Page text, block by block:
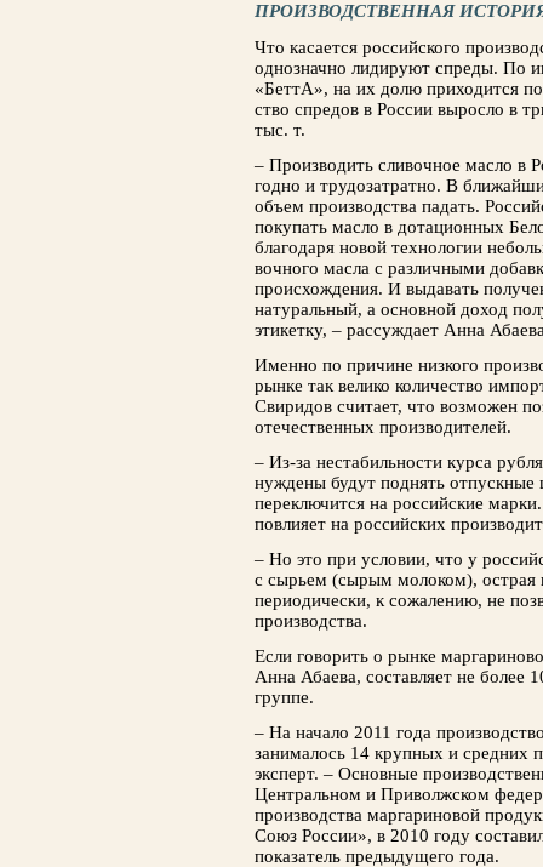
ПРОИЗВОДСТВЕННАЯ
Что касается российского
однозначно лиди­руют спреды. По
«БеттА», на их долю приходит­ся
ство спредов в России выросло в
тыс. т.
– Производить сливочное масло в
годно и трудозатратно. В
объем производства падать.
покупать масло в дотационных
благодаря новой технологии
вочного масла с различными
про­исхождения. И выдавать
натуральный, а основной доход
этикетку, – рассуждает Анна
Именно по причине низкого
рынке так велико количество
Свиридов считает, что возможен
отечественных производителей.
– Из-за нестабильности курса
нуждены будут поднять отпускные
переключится на российские
повлияет на российских
– Но это при условии, что у
с сы­рьем (сырым молоком), острая
периодически, к сожалению, не
производства.
Если говорить о рынке
Анна Абаева, составляет не более
группе.
– На начало 2011 года
занималось 14 крупных и средних
эксперт. – Основные
Центральном и Приволжском
производства маргариновой
Союз России», в 2010 году
показатель предыдущего года.